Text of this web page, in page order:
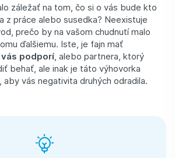
záležať na tom, čo si o vás bude kto
z práce alebo susedka? Neexistuje
prečo by na vašom chudnutí malo
ďalšiemu. Iste, je fajn mať
vás podporí , alebo partnera, ktorý
behať, ale inak je táto výhovorka
vás negativita druhých odradila.